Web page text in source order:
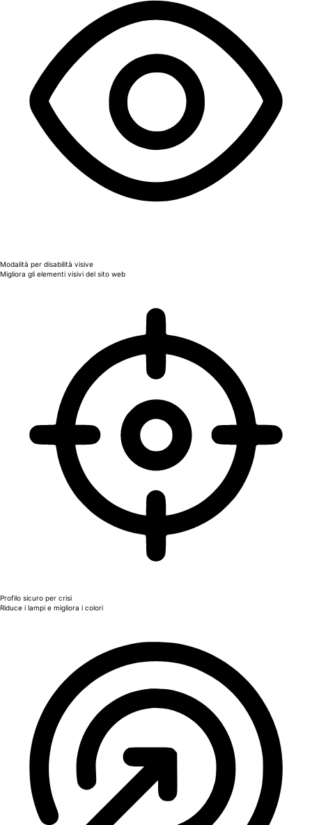
Modalità per disabilità visive
Migliora gli elementi visivi del sito web
Profilo sicuro per crisi
Riduce i lampi e migliora i colori